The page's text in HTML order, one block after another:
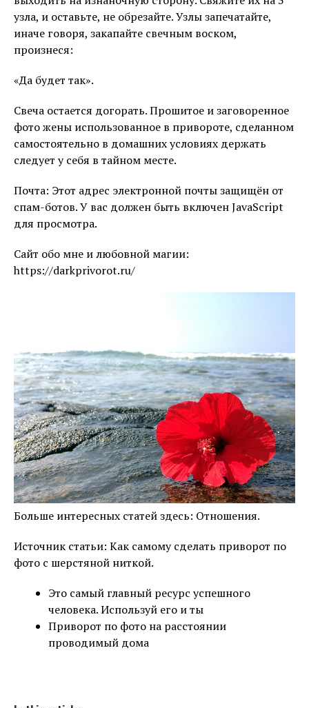
узла, и оставьте, не обрезайте. Узлы запечатайте,
иначе говоря, закапайте свечным воском,
произнеся:
«Да будет так».
Свеча остается догорать. Прошитое и заговоренное
фото жены использованное в привороте, сделанном
самостоятельно в домашних условиях держать
следует у себя в тайном месте.
Почта: Этот адрес электронной почты защищён от
спам-ботов. У вас должен быть включен JavaScript
для просмотра.
Сайт обо мне и любовной магии:
https://darkprivorot.ru/
Больше интересных статей здесь: Отношения.
Источник статьи: Как самому сделать приворот по
фото с шерстяной ниткой.
Это самый главный ресурс успешного
человека. Используй его и ты
Приворот по фото на расстоянии
проводимый дома